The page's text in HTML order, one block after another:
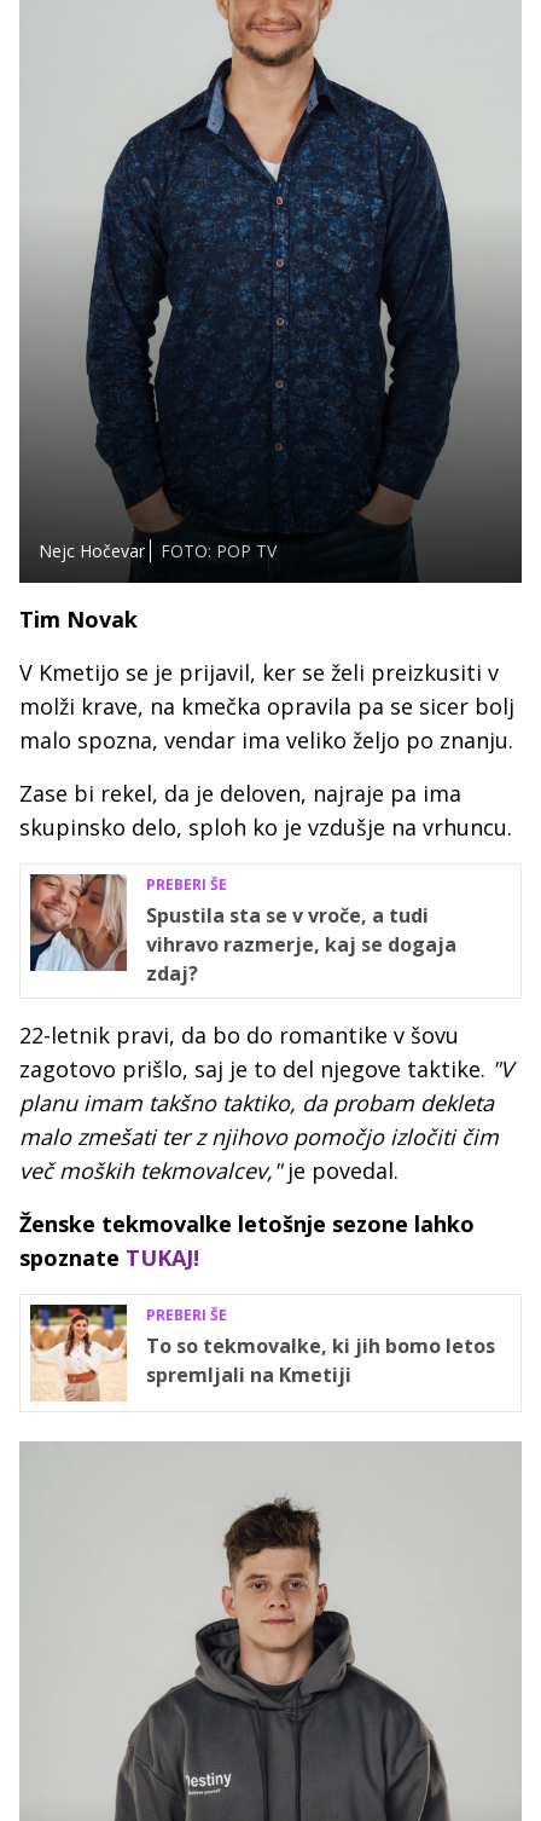
Nejc Hočevar FOTO: POP TV
Tim Novak
V Kmetijo se je prijavil, ker se želi preizkusiti v
molži krave, na kmečka opravila pa se sicer bolj
malo spozna, vendar ima veliko željo po znanju.
Zase bi rekel, da je deloven, najraje pa ima
skupinsko delo, sploh ko je vzdušje na vrhuncu.
PREBERI ŠE
Spustila sta se v vroče, a tudi
vihravo razmerje, kaj se dogaja
zdaj?
22-letnik pravi, da bo do romantike v šovu
zagotovo prišlo, saj je to del njegove taktike. "V
planu imam takšno taktiko, da probam dekleta
malo zmešati ter z njihovo pomočjo izločiti čim
več moških tekmovalcev,"je povedal.
Ženske tekmovalke letošnje sezone lahko
spoznate TUKAJ!
PREBERI ŠE
To so tekmovalke, ki jih bomo letos
spremljali na Kmetiji